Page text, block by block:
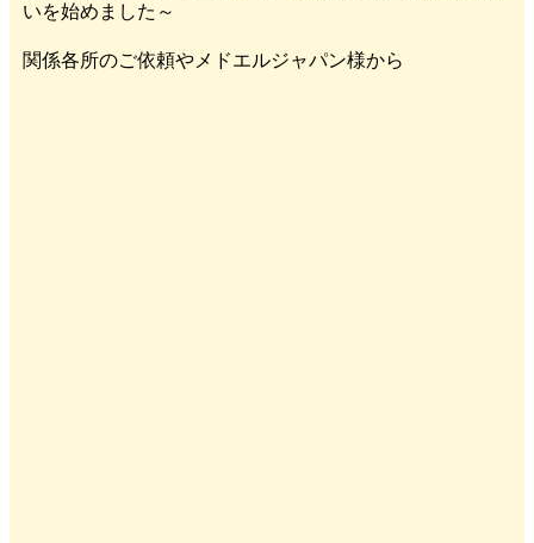
いを始めました～
関係各所のご依頼やメドエルジャパン様から